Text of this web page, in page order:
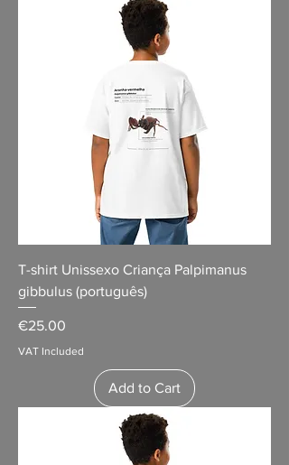
T-shirt Unissexo Criança Palpimanus
gibbulus (português)
Price
€25.00
VAT Included
Add to Cart